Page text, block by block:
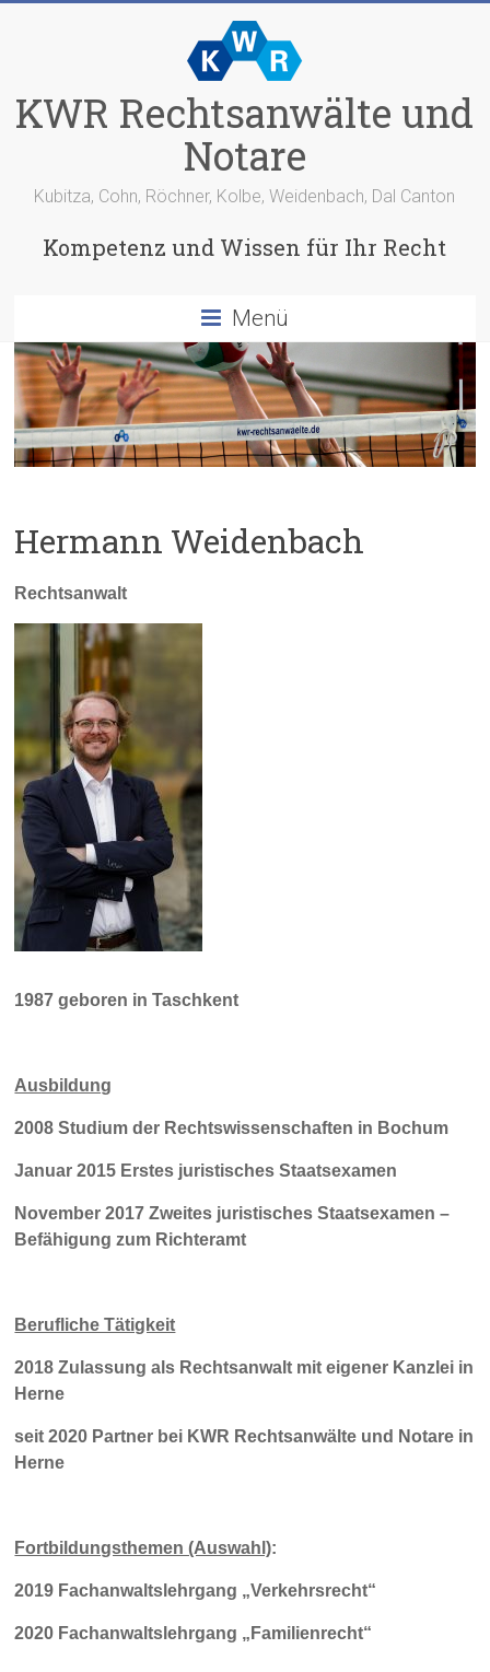
KWR Rechtsanwälte und
Notare
Kubitza, Cohn, Röchner, Kolbe, Weidenbach, Dal Canton
Kompetenz und Wissen für Ihr Recht
Menü
Hermann Weidenbach
Rechtsanwalt
1987 geboren in Taschkent
Ausbildung
2008 Studium der Rechtswissenschaften in Bochum
Januar 2015 Erstes juristisches Staatsexamen
November 2017 Zweites juristisches Staatsexamen –
Befähigung zum Richteramt
Berufliche Tätigkeit
2018 Zulassung als Rechtsanwalt mit eigener Kanzlei in
Herne
seit 2020 Partner bei KWR Rechtsanwälte und Notare in
Herne
Fortbildungsthemen (Auswahl):
2019 Fachanwaltslehrgang „Verkehrsrecht“
2020 Fachanwaltslehrgang „Familienrecht“